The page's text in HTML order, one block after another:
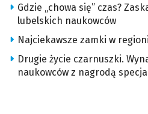
Gdzie „chowa się” czas?
lubelskich naukowców
Najciekawsze zamki w
Drugie życie czarnuszki.
naukowców z nagrodą